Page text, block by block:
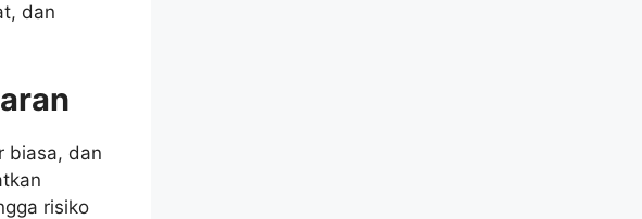
dan
biasa, dan
risiko